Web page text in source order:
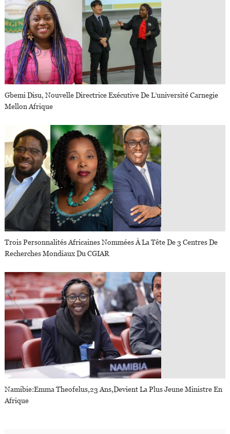
Gbemi Disu, Nouvelle Directrice Exécutive De L’université Carnegie
Mellon Afrique
Trois Personnalités Africaines Nommées À La Tête De 3 Centres De
Recherches Mondiaux Du CGIAR
Namibie:Emma Theofelus,23 Ans,devient La Plus Jeune Ministre En
Afrique